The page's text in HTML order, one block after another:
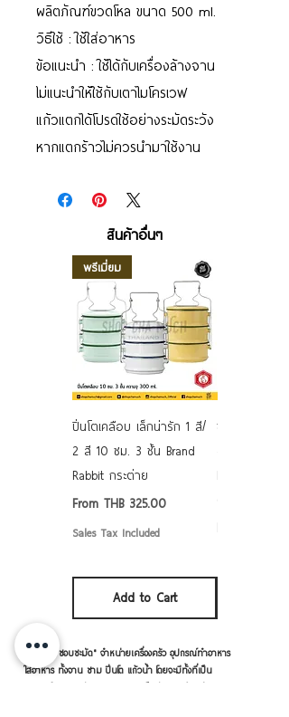
ผลิตภัณฑ์ขวดโหล ขนาด 500 ml.
วิธีใช้ : ใช้ใส่อาหาร
ข้อแนะนำ : ใช้ได้กับเครื่องล้างจาน
ไม่แนะนำให้ใช้กับเตาไมโครเวฟ
แก้วแตกได้โปรดใช้อย่างระมัดระวัง
หากแตกร้าวไม่ควรนำมาใช้งาน
สินค้าอื่นๆ
พรีเมี่ยม
ปิ่นโตเคลือบ เล็กน่ารัก 1 สี/
2 สี 10 ซม. 3 ชั้น Brand
Rabbit กระต่าย
From THB 325.00
Sale Price
Sales Tax Included
Add to Cart
ชามเคลือบ
แบรนด์ "ชอบชะมัด" จำหน่ายเครื่องครัว อุปกรณ์ทำอาหาร
ใส่อาหาร ทั้งจาน ชาม ปิ่นโต แก้วน้ำ โดยจะมีทั้งที่เป็น